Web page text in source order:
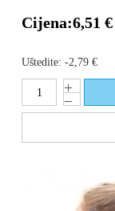
Cijena:6,51 €
Uštedite: -2,79 €